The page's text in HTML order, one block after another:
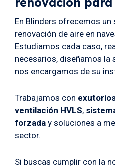
En Blinders ofrecemos
renovación de aire en
Estudiamos cada caso,
necesarios, diseñamos la
nos encargamos de su
Trabajamos con
ventilación HVLS,
forzada y soluciones a
sector.
Si buscas cumplir con la